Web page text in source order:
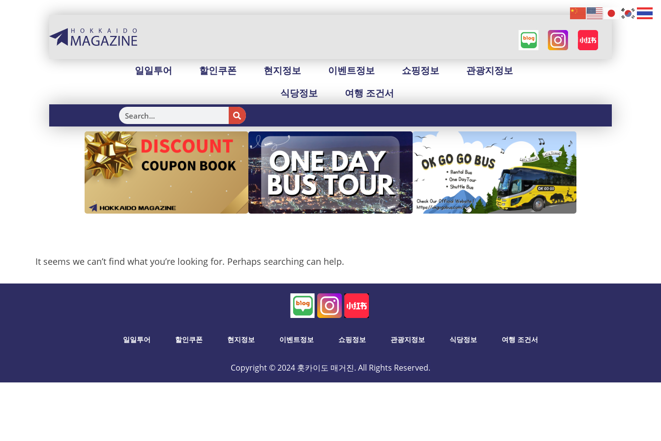
일일투어 할인쿠폰 현지정보 이벤트정보 쇼핑정보
관광지정보
식당정보
여행 조건서
It seems we can’t find what you’re looking for. Perhaps searching can help.
일일투어 할인쿠폰 현지정보 이벤트정보 쇼핑정보 관광지정보 식당정보 여행 조건서
Copyright © 2024 홋카이도 매거진. All Rights Reserved.